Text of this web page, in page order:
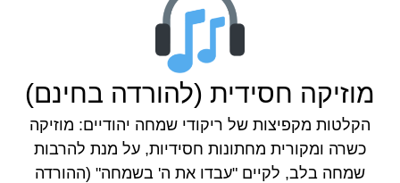
מוזיקה חסידית (להורדה בחינם)
הקלטות מקפיצות של ריקודי שמחה יהודיים: מוזיקה
כשרה ומקורית מחתונות חסידיות, על מנת להרבות
שמחה בלב, לקיים "עבדו את ה' בשמחה" (ההורדה